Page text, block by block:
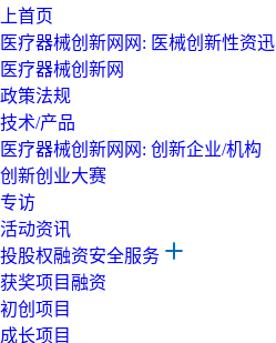
上首页
医疗器械创新网网: 医械创新性资迅
医疗器械创新网
政策法规
技术/产品
医疗器械创新网网: 创新企业/机构
创新创业大赛
专访
活动资讯
投股权融资安全服务
获奖项目融资
初创项目
成长项目